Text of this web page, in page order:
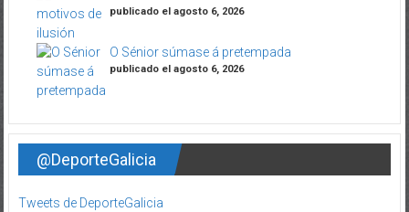
publicado el agosto 6, 2026
O Sénior súmase á pretempada
publicado el agosto 6, 2026
@DeporteGalicia
Tweets de DeporteGalicia